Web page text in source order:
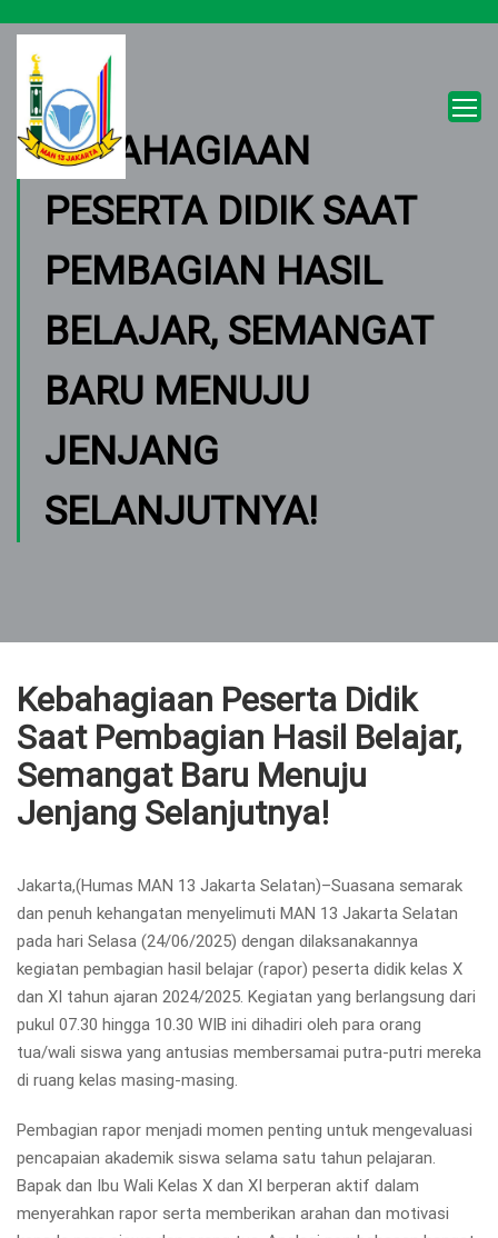
KEBAHAGIAAN
PESERTA DIDIK SAAT
PEMBAGIAN HASIL
BELAJAR, SEMANGAT
BARU MENUJU
JENJANG
SELANJUTNYA!
Kebahagiaan Peserta Didik
Saat Pembagian Hasil Belajar,
Semangat Baru Menuju
Jenjang Selanjutnya!
Jakarta,(Humas MAN 13 Jakarta Selatan)–Suasana semarak
dan penuh kehangatan menyelimuti MAN 13 Jakarta Selatan
pada hari Selasa (24/06/2025) dengan dilaksanakannya
kegiatan pembagian hasil belajar (rapor) peserta didik kelas X
dan XI tahun ajaran 2024/2025. Kegiatan yang berlangsung dari
pukul 07.30 hingga 10.30 WIB ini dihadiri oleh para orang
tua/wali siswa yang antusias membersamai putra-putri mereka
di ruang kelas masing-masing.
Pembagian rapor menjadi momen penting untuk mengevaluasi
pencapaian akademik siswa selama satu tahun pelajaran.
Bapak dan Ibu Wali Kelas X dan XI berperan aktif dalam
menyerahkan rapor serta memberikan arahan dan motivasi